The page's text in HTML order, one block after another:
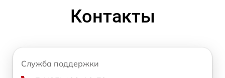
Контакты
Служба поддержки